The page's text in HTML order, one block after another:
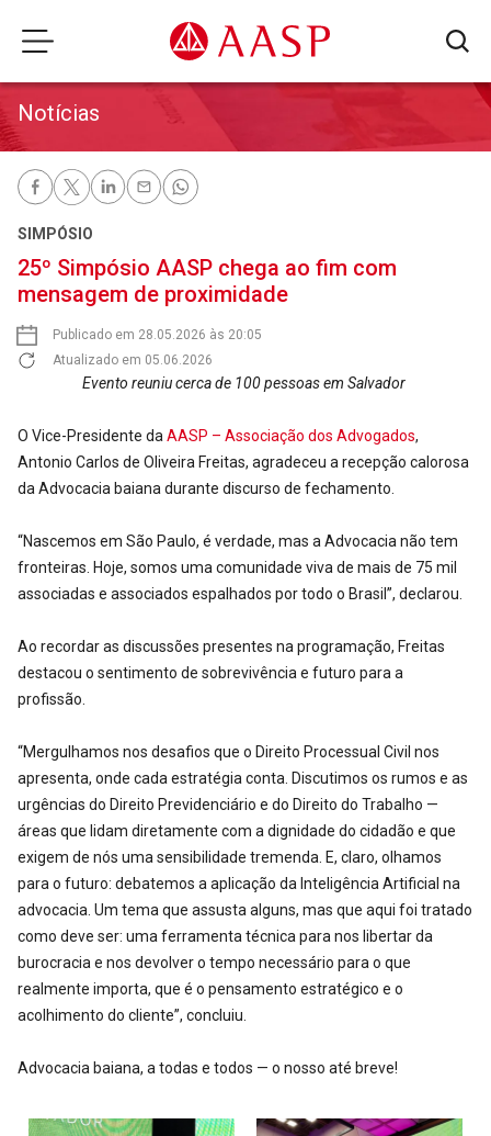
Notícias
SIMPÓSIO
25º Simpósio AASP chega ao fim com
mensagem de proximidade
Publicado em 28.05.2026 às 20:05
Atualizado em 05.06.2026
Evento reuniu cerca de 100 pessoas em Salvador
O Vice-Presidente da AASP – Associação dos Advogados,
Antonio Carlos de Oliveira Freitas, agradeceu a recepção calorosa
da Advocacia baiana durante discurso de fechamento.
“Nascemos em São Paulo, é verdade, mas a Advocacia não tem
fronteiras. Hoje, somos uma comunidade viva de mais de 75 mil
associadas e associados espalhados por todo o Brasil”, declarou.
Ao recordar as discussões presentes na programação, Freitas
destacou o sentimento de sobrevivência e futuro para a
profissão.
“Mergulhamos nos desafios que o Direito Processual Civil nos
apresenta, onde cada estratégia conta. Discutimos os rumos e as
urgências do Direito Previdenciário e do Direito do Trabalho —
áreas que lidam diretamente com a dignidade do cidadão e que
exigem de nós uma sensibilidade tremenda. E, claro, olhamos
para o futuro: debatemos a aplicação da Inteligência Artificial na
advocacia. Um tema que assusta alguns, mas que aqui foi tratado
como deve ser: uma ferramenta técnica para nos libertar da
burocracia e nos devolver o tempo necessário para o que
realmente importa, que é o pensamento estratégico e o
acolhimento do cliente”, concluiu.
Advocacia baiana, a todas e todos — o nosso até breve!